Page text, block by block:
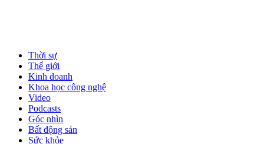
Thời sự
Thế giới
Kinh doanh
Khoa học công nghệ
Video
Podcasts
Góc nhìn
Bất động sản
Sức khỏe